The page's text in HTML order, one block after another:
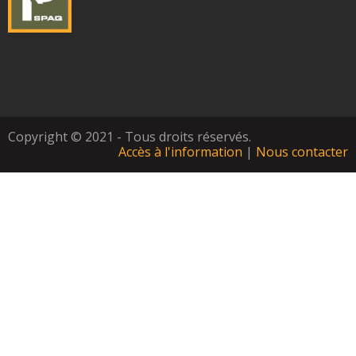
Copyright © 2021 - Tous droits réservés.
Accès à l'information | Nous contacter